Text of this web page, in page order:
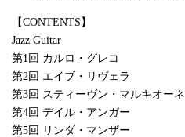
【CONTENTS】
Jazz Guitar
第1回 カルロ・グレコ
第2回 エイブ・リヴェラ
第3回 スティーヴン・マルキオーネ
第4回 デイル・アンガー
第5回 リンダ・マンザー